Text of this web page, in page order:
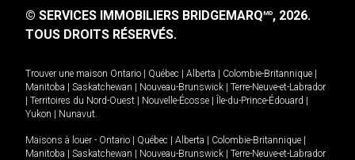
© SERVICES IMMOBILIERS BRIDGEMARQMD, 2026.
TOUS DROITS RÉSERVÉS.
Trouver une maison Ontario Québec Alberta Colombie-Britannique
Manitoba
Saskatchewan Nouveau-Brunswick
Terre-Neuve-et-Labrador
Territoires du Nord-Ouest Nouvelle-Écosse Île-du-Prince-Édouard
Yukon
Nunavut.
Maisons à louer - Ontario Québec Alberta Colombie-Britannique
Manitoba
Saskatchewan Nouveau-Brunswick
Terre-Neuve-et-Labrador